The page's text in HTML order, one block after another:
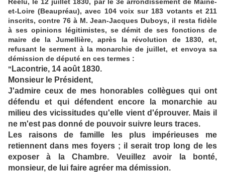
et-Loire (Beaupréau), avec 104 voix sur 183 votants et 211
inscrits, contre 76 à M. Jean-Jacques Duboys, il resta fidèle
à ses opinions légitimistes, se démit de ses fonctions de
maire de la Jumellière, après la révolution de 1830, et,
refusant le serment à la monarchie de juillet, et envoya sa
démission de député en ces termes :
" Lacontrie, 14 août 1830.
Monsieur le Président,
J'admire ceux de mes honorables collègues qui ont
défendu et qui défendent encore la monarchie au
milieu des vicissitudes qu'elle vient d'éprouver. Mais il
ne m'est pas donné de pouvoir suivre leurs traces.
Les raisons de famille les plus impérieuses me
retiennent dans mes foyers ; il serait trop long de les
exposer à la Chambre. Veuillez avoir la bonté,
monsieur, de lui faire agréer ma démission.